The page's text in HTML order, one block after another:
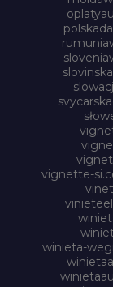
vignette-
winieta-